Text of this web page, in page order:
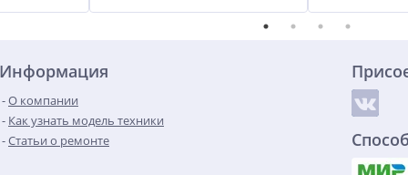
Информация
О компании
Как узнать модель техники
Статьи о ремонте